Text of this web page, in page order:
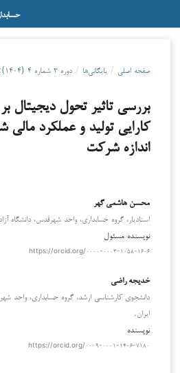
صفحه اصلی / بایگانی‌ها / دوره ۳ شماره ۴ (۱۴۰۴): زمستان ۱۴۰۴
بررسی تاثیر تحول دیجیتال
کارایی تولید و عملکرد مالی
اندازه شرکت
محسن هاشمی‌ گهر
استادیار، گروه حسابداری، واحد شهرقدس، دانشگاه
نویسنده مسئول
https://orcid.org/۰۰۰۰-۰۰۰۳-۱۰۵۸-۱۶۰۶
خدیجه راضی
دانشجوی کارشناسی ارشد، گروه حسابداری، واحد
ایران.
نویسنده
https://orcid.org/۰۰۰۹-۰۰۰۱-۱۴۰۶-۷۱۸۰